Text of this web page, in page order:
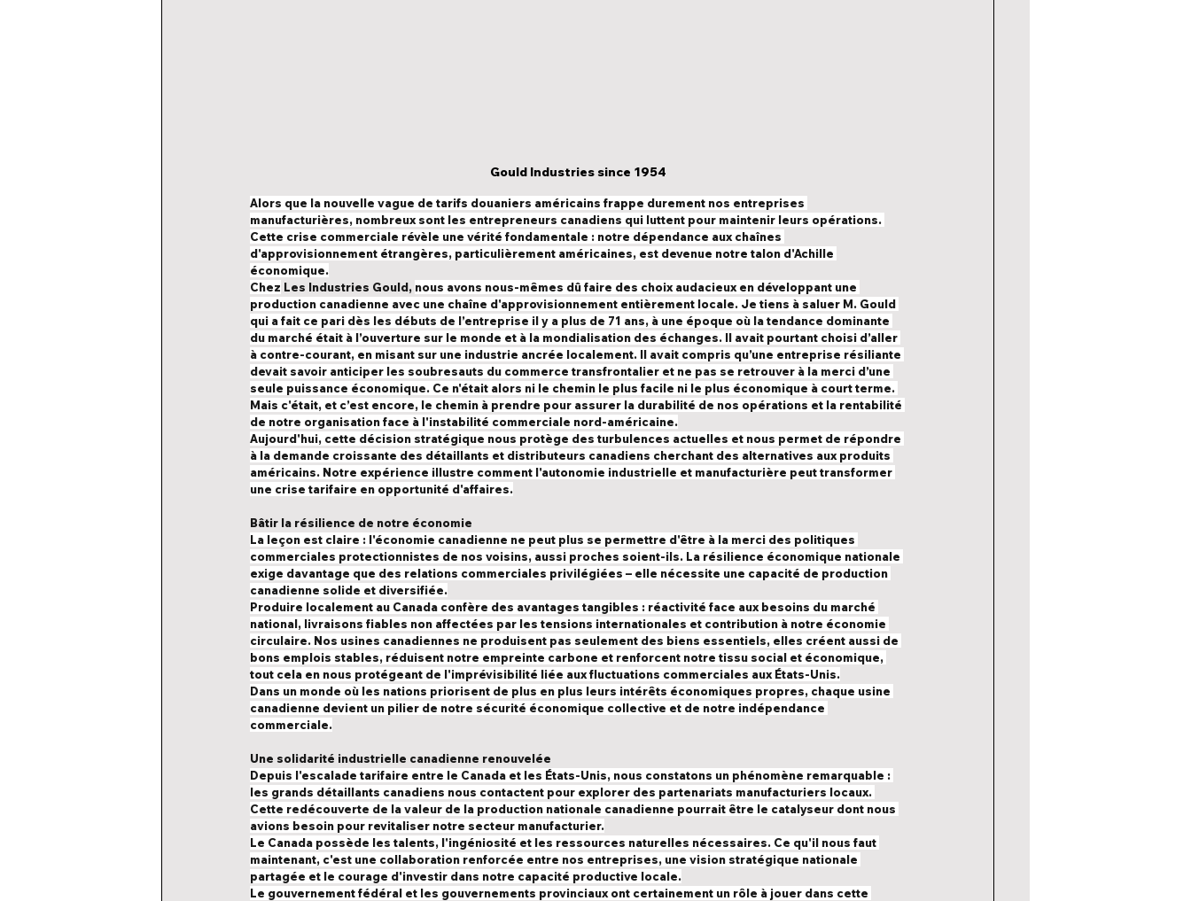
Gould Industries since 1954
Alors que la nouvelle vague de tarifs douaniers américains frappe durement nos entreprises
manufacturières, nombreux sont les entrepreneurs canadiens qui luttent pour maintenir leurs opérations.
Cette crise commerciale révèle une vérité fondamentale : notre dépendance aux chaînes
d'approvisionnement étrangères, particulièrement américaines, est devenue notre talon d'Achille
économique.
Chez Les Industries Gould, nous avons nous-mêmes dû faire des choix audacieux en développant une
production canadienne avec une chaîne d'approvisionnement entièrement locale. Je tiens à saluer M. Gould
qui a fait ce pari dès les débuts de l’entreprise il y a plus de 71 ans, à une époque où la tendance dominante
du marché était à l’ouverture sur le monde et à la mondialisation des échanges. Il avait pourtant choisi d’aller
à contre-courant, en misant sur une industrie ancrée localement. Il avait compris qu’une entreprise résiliante
devait savoir anticiper les soubresauts du commerce transfrontalier et ne pas se retrouver à la merci d’une
seule puissance économique. Ce n'était alors ni le chemin le plus facile ni le plus économique à court terme.
Mais c'était, et c’est encore, le chemin à prendre pour assurer la durabilité de nos opérations et la rentabilité
de notre organisation face à l'instabilité commerciale nord-américaine.
Aujourd'hui, cette décision stratégique nous protège des turbulences actuelles et nous permet de répondre
à la demande croissante des détaillants et distributeurs canadiens cherchant des alternatives aux produits
américains. Notre expérience illustre comment l'autonomie industrielle et manufacturière peut transformer
une crise tarifaire en opportunité d'affaires.
Bâtir la résilience de notre économie
La leçon est claire : l'économie canadienne ne peut plus se permettre d'être à la merci des politiques
commerciales protectionnistes de nos voisins, aussi proches soient-ils. La résilience économique nationale
exige davantage que des relations commerciales privilégiées – elle nécessite une capacité de production
canadienne solide et diversifiée.
Produire localement au Canada confère des avantages tangibles : réactivité face aux besoins du marché
national, livraisons fiables non affectées par les tensions internationales et contribution à notre économie
circulaire. Nos usines canadiennes ne produisent pas seulement des biens essentiels, elles créent aussi de
bons emplois stables, réduisent notre empreinte carbone et renforcent notre tissu social et économique,
tout cela en nous protégeant de l'imprévisibilité liée aux fluctuations commerciales aux États-Unis.
Dans un monde où les nations priorisent de plus en plus leurs intérêts économiques propres, chaque usine
canadienne devient un pilier de notre sécurité économique collective et de notre indépendance
commerciale.
Une solidarité industrielle canadienne renouvelée
Depuis l'escalade tarifaire entre le Canada et les États-Unis, nous constatons un phénomène remarquable :
les grands détaillants canadiens nous contactent pour explorer des partenariats manufacturiers locaux.
Cette redécouverte de la valeur de la production nationale canadienne pourrait être le catalyseur dont nous
avions besoin pour revitaliser notre secteur manufacturier.
Le Canada possède les talents, l'ingéniosité et les ressources naturelles nécessaires. Ce qu'il nous faut
maintenant, c'est une collaboration renforcée entre nos entreprises, une vision stratégique nationale
partagée et le courage d'investir dans notre capacité productive locale.
Le gouvernement fédéral et les gouvernements provinciaux ont certainement un rôle à jouer dans cette